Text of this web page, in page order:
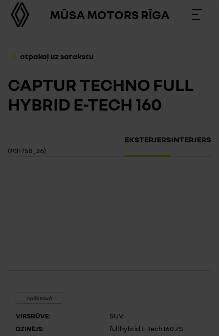
MŪSA MOTORS RĪGA
atpakaļ uz sarakstu
CAPTUR TECHNO FULL
HYBRID E-TECH 160
(#3175B_26)
EKSTERJERSINTERJERS
noliktavā
VIRSBŪVE:
SUV
DZINĒJS:
full hybrid E-Tech 160 ZS